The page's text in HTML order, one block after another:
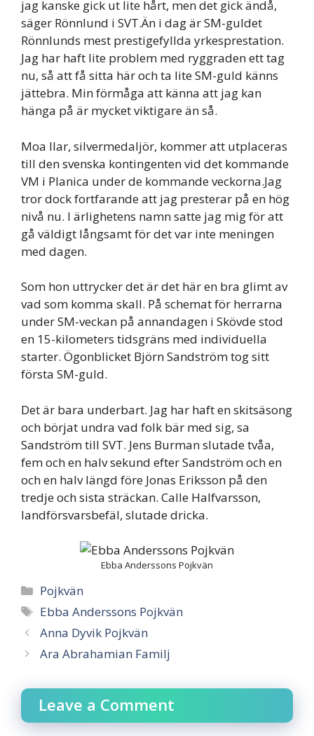
jag kanske gick ut lite hårt, men det gick ändå,
säger Rönnlund i SVT.Än i dag är SM-guldet
Rönnlunds mest prestigefyllda yrkesprestation.
Jag har haft lite problem med ryggraden ett tag
nu, så att få sitta här och ta lite SM-guld känns
jättebra. Min förmåga att känna att jag kan
hänga på är mycket viktigare än så.
Moa Ilar, silvermedaljör, kommer att utplaceras
till den svenska kontingenten vid det kommande
VM i Planica under de kommande veckorna.Jag
tror dock fortfarande att jag presterar på en hög
nivå nu. I ärlighetens namn satte jag mig för att
gå väldigt långsamt för det var inte meningen
med dagen.
Som hon uttrycker det är det här en bra glimt av
vad som komma skall. På schemat för herrarna
under SM-veckan på annandagen i Skövde stod
en 15-kilometers tidsgräns med individuella
starter. Ögonblicket Björn Sandström tog sitt
första SM-guld.
Det är bara underbart. Jag har haft en skitsäsong
och börjat undra vad folk bär med sig, sa
Sandström till SVT. Jens Burman slutade tvåa,
fem och en halv sekund efter Sandström och en
och en halv längd före Jonas Eriksson på den
tredje och sista sträckan. Calle Halfvarsson,
landförsvarsbefäl, slutade dricka.
Ebba Anderssons Pojkvän
Categories
Pojkvän
Tags
Ebba Anderssons Pojkvän
Anna Dyvik Pojkvän
Ara Abrahamian Familj
Leave a Comment